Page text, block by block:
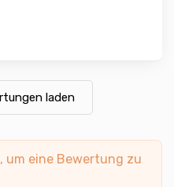
laden
um eine Bewertung zu